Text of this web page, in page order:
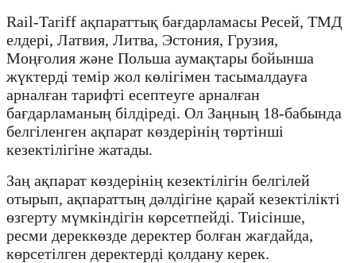
Rail-Tariff ақпараттық бағдарламасы Ресей, ТМД
елдері, Латвия, Литва, Эстония, Грузия,
Моңғолия және Польша аумақтары бойынша
жүктерді темір жол көлігімен тасымалдауға
арналған тарифті есептеуге арналған
бағдарламаның білдіреді. Ол Заңның 18-бабында
белгіленген ақпарат көздерінің төртінші
кезектілігіне жатады.
Заң ақпарат көздерінің кезектілігін белгілей
отырып, ақпараттың дәлдігіне қарай кезектілікті
өзгерту мүмкіндігін көрсетпейді. Тиісінше,
ресми дереккөзде деректер болған жағдайда,
көрсетілген деректерді қолдану керек.